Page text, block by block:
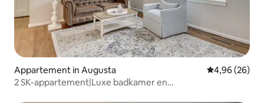
Appartement in Augusta Gemiddelde
4,96 (26)
2 SK-appartement|Luxe badkamer en